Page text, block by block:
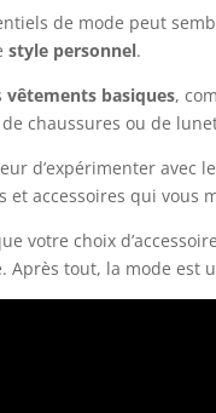
de mode peut
style personnel.
vêtements basiques,
de chaussures ou de
d’expérimenter avec
et accessoires qui vous
votre choix
Après tout, la mode est